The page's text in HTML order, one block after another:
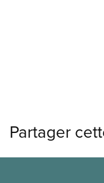
Partager